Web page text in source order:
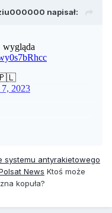
napisał:
systemu antyrakietowego
News Ktoś może
kopuła?